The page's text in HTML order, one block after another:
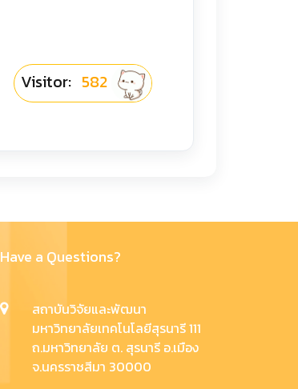
Visitor: 582
Have a Questions?
สถาบันวิจัยและพัฒนา
มหาวิทยาลัยเทคโนโลยีสุรนารี 111
ถ.มหาวิทยาลัย ต. สุรนารี อ.เมือง
จ.นครราชสีมา 30000